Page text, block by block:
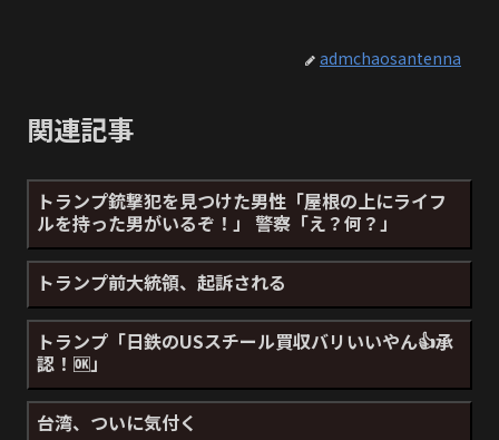
admchaosantenna
関連記事
トランプ銃撃犯を見つけた男性「屋根の上にライフ
ルを持った男がいるぞ！」 警察「え？何？」
トランプ前大統領、起訴される
トランプ「日鉄のUSスチール買収バリいいやん👍承
認！🆗」
台湾、ついに気付く